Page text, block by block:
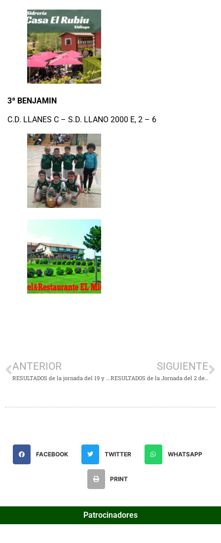
3ª BENJAMIN
C.D. LLANES C – S.D. LLANO 2000 E, 2 – 6
ANTERIOR SIGUIENTE
RESULTADOS de la Jornada del 2 de Junio
FACEBOOK TWITTER WHATSAPP
PRINT
Patrocinadores